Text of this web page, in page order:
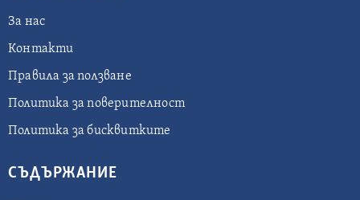
За нас
Контакти
Правила за ползване
Политика за поверителност
Политика за бисквитките
СЪДЪРЖАНИЕ